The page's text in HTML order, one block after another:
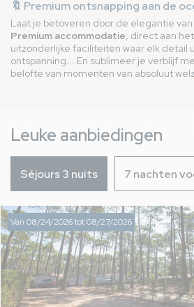
🔖 Premium ontsnapping aan de
Laat je betoveren door de elegantie van
Premium accommodatie , direct aan
uitzonderlijke faciliteiten waar elk detail
ontspanning... En sublimeer je verblijf
belofte van momenten van absoluut
Leuke aanbiedingen
Séjours 3 nuits 7 nachten
Van 08/24/2026 tot 08/27/2026